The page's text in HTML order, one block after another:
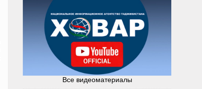
Все видеоматериалы